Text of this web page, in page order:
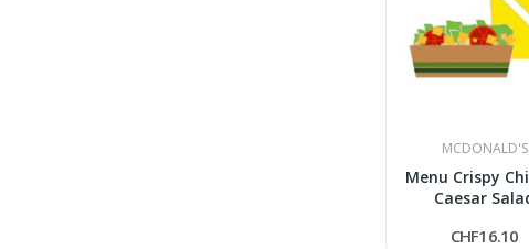
MCDONALD'S
Menu Crispy
Caesar
CHF16.10